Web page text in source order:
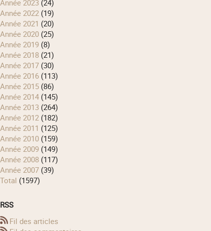
année 2023(24)
année 2022(19)
année 2021 (20)
année 2020(25)
année 2019(8)
année 2018(21)
année 2017(30)
année 2016(113)
année 2015(86)
année 2014(145)
année 2013(264)
année 2012(182)
année 2011 (125)
année 2010(159)
année 2009(149)
année 2008(117)
année 2007(39)
total (1597)
RSS
Fil des articles